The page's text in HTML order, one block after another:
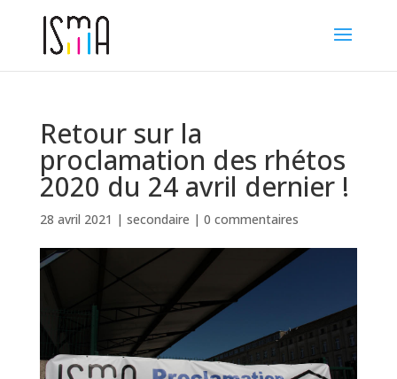
Retour sur la
proclamation des rhétos
2020 du 24 avril dernier !
28 avril 2021 | secondaire | 0 commentaires